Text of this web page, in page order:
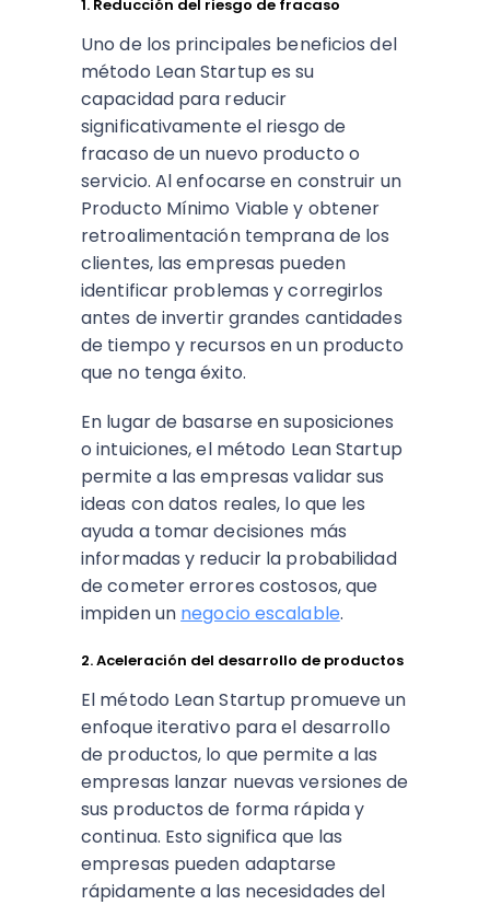
1. Reducción del riesgo de fracaso
Uno de los principales beneficios del
método Lean Startup es su
capacidad para reducir
significativamente el riesgo de
fracaso de un nuevo producto o
servicio. Al enfocarse en construir un
Producto Mínimo Viable y obtener
retroalimentación temprana de los
clientes, las empresas pueden
identificar problemas y corregirlos
antes de invertir grandes cantidades
de tiempo y recursos en un producto
que no tenga éxito.
En lugar de basarse en suposiciones
o intuiciones, el método Lean Startup
permite a las empresas validar sus
ideas con datos reales, lo que les
ayuda a tomar decisiones más
informadas y reducir la probabilidad
de cometer errores costosos, que
impiden un negocio escalable.
2. Aceleración del desarrollo de productos
El método Lean Startup promueve un
enfoque iterativo para el desarrollo
de productos, lo que permite a las
empresas lanzar nuevas versiones de
sus productos de forma rápida y
continua. Esto significa que las
empresas pueden adaptarse
rápidamente a las necesidades del